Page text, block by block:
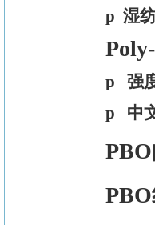
p 湿
p 强
p 中
PBO
PBO